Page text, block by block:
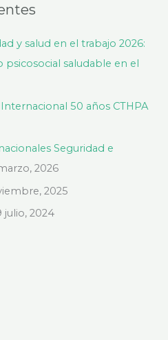
y salud en el trabajo 2026:
saludable en el
50 años CTHPA
Seguridad e
2026
2025
julio, 2024